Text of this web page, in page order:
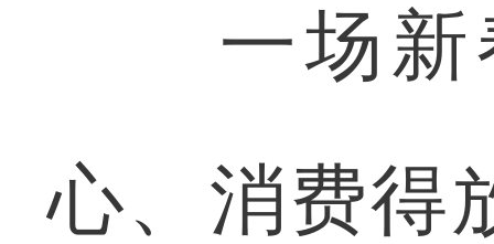
一场新春
心、消费得